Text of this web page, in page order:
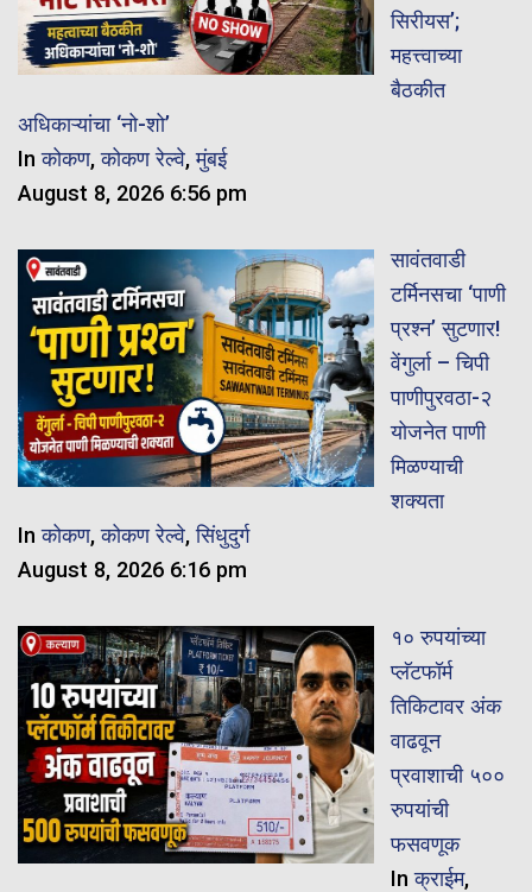
सिरीयस’;
महत्त्वाच्या
बैठकीत
अधिकाऱ्यांचा ‘नो-शो’
Inकोकण,कोकण रेल्वे,मुंबई
August 8, 2026 6:56 pm
सावंतवाडी
टर्मिनसचा ‘पाणी
प्रश्न’ सुटणार!
वेंगुर्ला – चिपी
पाणीपुरवठा-२
योजनेत पाणी
मिळण्याची
शक्यता
Inकोकण,कोकण रेल्वे,सिंधुदुर्ग
August 8, 2026 6:16 pm
१० रुपयांच्या
प्लॅटफॉर्म
तिकिटावर अंक
वाढवून
प्रवाशाची ५००
रुपयांची
फसवणूक
Inक्राईम,